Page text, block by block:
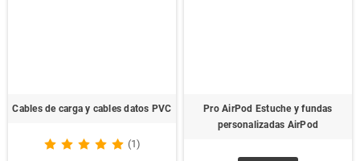
Cables de carga y cables datos PVC
(1)
Pro AirPod Estuche y fundas
personalizadas AirPod